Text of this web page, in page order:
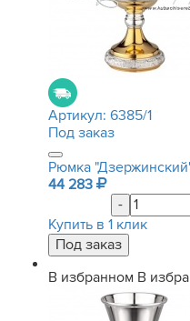
Артикул: 6385/1
Под заказ
Рюмка
44 283
-
Купить в 1 клик
В избранном В